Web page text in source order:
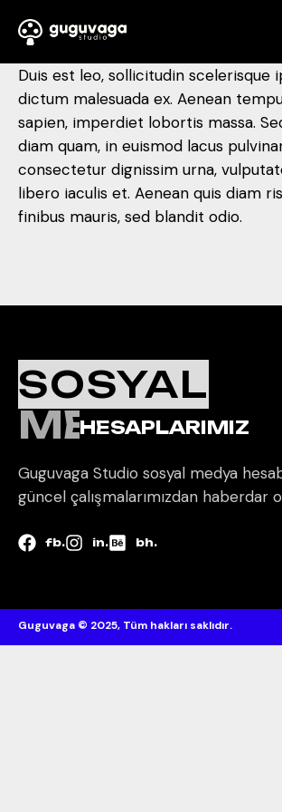
Duis est leo, sollicitudin scelerisque
dictum malesuada ex. Aenean
sapien, imperdiet lobortis massa.
diam quam, in euismod lacus
consectetur dignissim urna,
libero iaculis et. Aenean quis diam
finibus mauris, sed blandit odio.
SOSYAL
MEDYA
HESAPLARIMIZ
Guguvaga Studio sosyal medya
güncel çalışmalarımızdan haberdar
fb. in. bh.
Guguvaga © 2025, Tüm hakları saklıdır.